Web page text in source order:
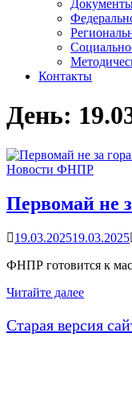
Контакты
День:
Новости ФНПР
Первомай не
19.03.202519.03.2025
ФНПР готовится к
Первомай
за
горами!
Читайте далее
Старая версия